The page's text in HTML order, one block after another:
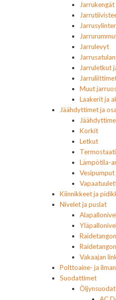
Jarrukengät
Jarrulevyt
Jarruletkut
Muut
Laakerit ja
Jäähdyttimet ja
Korkit
Letkut
Lämpötila-
Kiinnikkeet ja
Nivelet ja puslat
Vakaajan
Polttoaine- ja
Suodattimet